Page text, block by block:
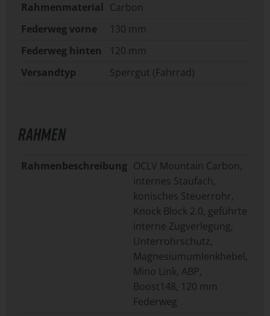
Rahmenmaterial Carbon
Federweg vorne
130 mm
Federweg hinten
120 mm
Versandtyp
Sperrgut (Fahrrad)
RAHMEN
Rahmenbeschreibung OCLV Mountain Carbon,
internes Staufach,
konisches Steuerrohr,
Knock Block 2.0, geführte
interne Zugverlegung,
Unterrohrschutz,
Magnesiumumlenkhebel,
Mino Link, ABP,
Boost148, 120 mm
Federweg